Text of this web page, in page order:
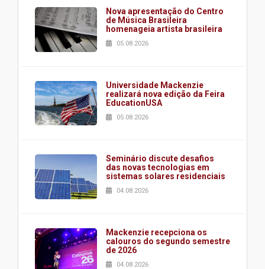
Nova apresentação do Centro
de Música Brasileira
homenageia artista brasileira
05.08.2026
Universidade Mackenzie
realizará nova edição da Feira
EducationUSA
05.08.2026
Seminário discute desafios
das novas tecnologias em
sistemas solares residenciais
04.08.2026
Mackenzie recepciona os
calouros do segundo semestre
de 2026
04.08.2026